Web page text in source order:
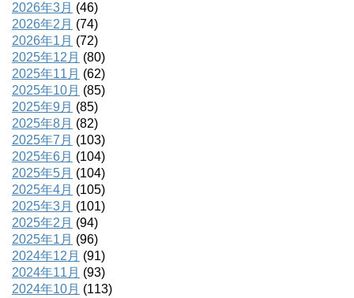
2026年3月 (46)
2026年2月 (74)
2026年1月 (72)
2025年12月 (80)
2025年11月 (62)
2025年10月 (85)
2025年9月 (85)
2025年8月 (82)
2025年7月 (103)
2025年6月 (104)
2025年5月 (104)
2025年4月 (105)
2025年3月 (101)
2025年2月 (94)
2025年1月 (96)
2024年12月 (91)
2024年11月 (93)
2024年10月 (113)